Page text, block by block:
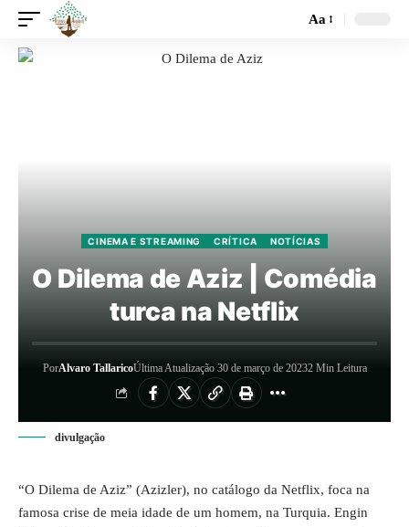
Aa
CINEMA E STREAMING CRÍTICA NOTÍCIAS
O Dilema de Aziz | Comédia
turca na Netflix
PorAlvaro TallaricoÚltima Atualização 30 de março de 20232 Min Leitura
divulgação
“O Dilema de Aziz” (Azizler), no catálogo da Netflix, foca na
famosa crise de meia idade de um homem, na Turquia. Engin